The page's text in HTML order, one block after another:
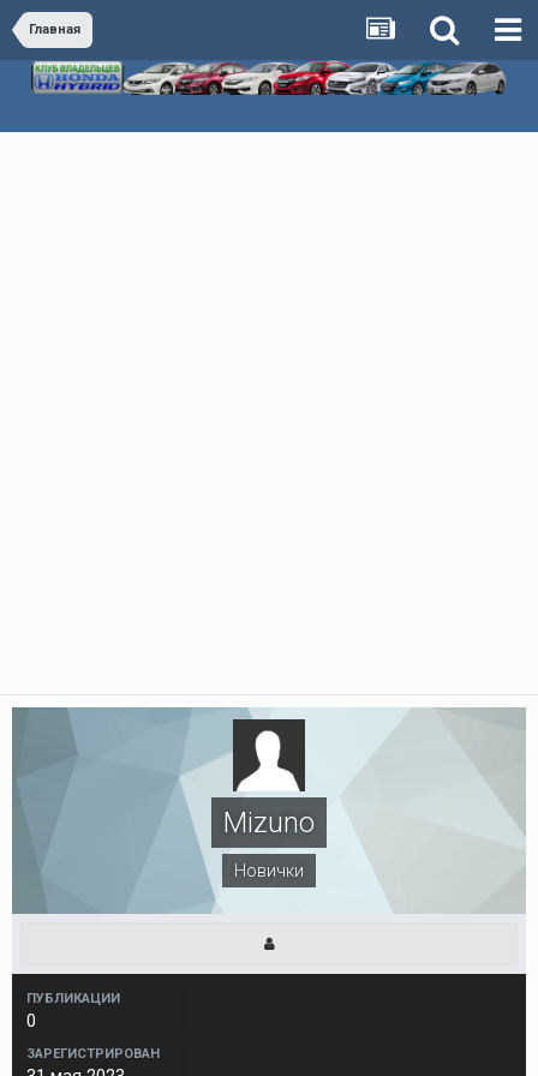
Главная
Mizuno
Новички
ПУБЛИКАЦИИ
0
ЗАРЕГИСТРИРОВАН